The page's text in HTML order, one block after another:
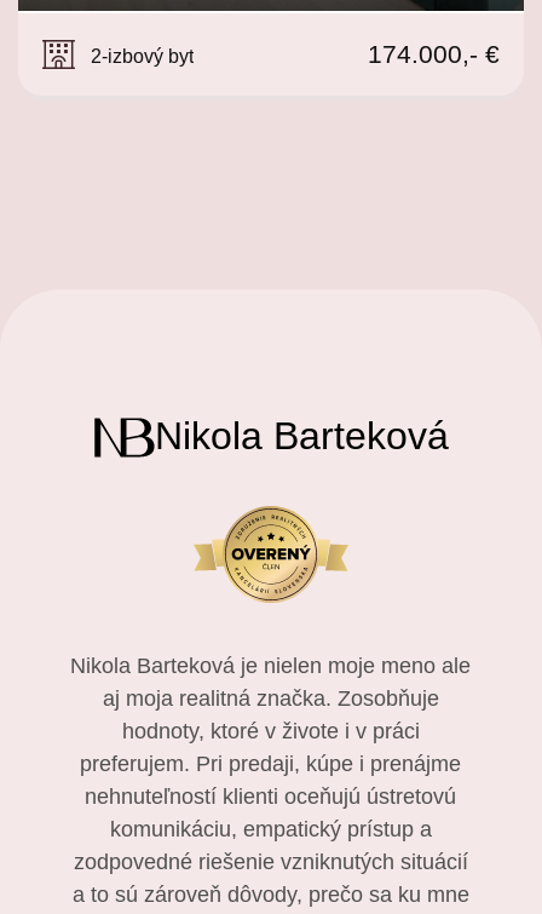
2-izbový byt
174.000,- €
Nikola Barteková
Nikola Barteková je nielen moje meno ale
aj moja realitná značka. Zosobňuje
hodnoty, ktoré v živote i v práci
preferujem. Pri predaji, kúpe i prenájme
nehnuteľností klienti oceňujú ústretovú
komunikáciu, empatický prístup a
zodpovedné riešenie vzniknutých situácií
a to sú zároveň dôvody, prečo sa ku mne